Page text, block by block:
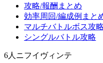
攻略/報酬まとめ
効率周回/編成例まと
マルチバトルボス攻略
シングルバトル攻略
6人ニフイヴィンテ